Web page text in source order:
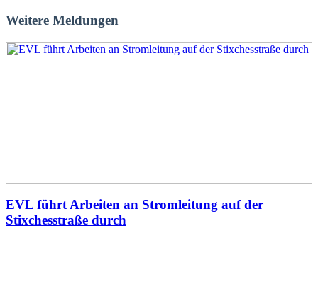
Weitere Meldungen
EVL führt Arbeiten an Stromleitung auf der
Stixchesstraße durch